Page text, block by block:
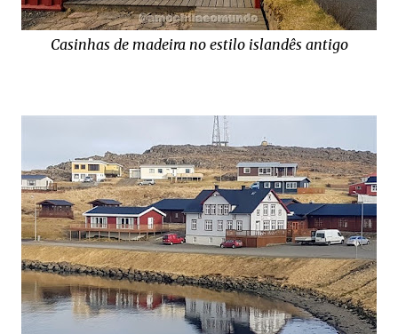
Casinhas de madeira no estilo islandês antigo